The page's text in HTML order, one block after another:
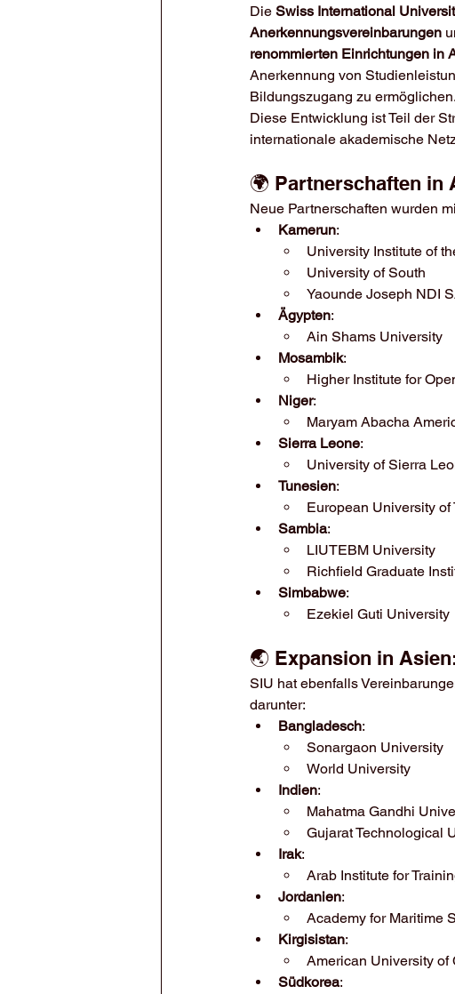
Die Swiss International
Anerkennungsvereinbarungen
renommierten Einrichtungen in
Anerkennung von
Bildungszugang zu ermöglichen.
Diese Entwicklung ist Teil der
internationale akademische
🌍 Partnerschaften in
Neue Partnerschaften wurden
Kamerun:
University Institute of
University of South
Yaounde Joseph NDI
Ägypten:
Ain Shams University
Mosambik:
Higher Institute for
Niger:
Maryam Abacha
Sierra Leone:
University of Sierra
Tunesien:
European University of
Sambia:
LIUTEBM University
Richfield Graduate
Simbabwe:
Ezekiel Guti University
🌏 Expansion in
SIU hat ebenfalls
darunter:
Bangladesch:
Sonargaon University
World University
Indien:
Mahatma Gandhi
Gujarat Technological
Irak:
Arab Institute for
Jordanien:
Academy for Maritime
Kirgisistan:
American University of
Südkorea: